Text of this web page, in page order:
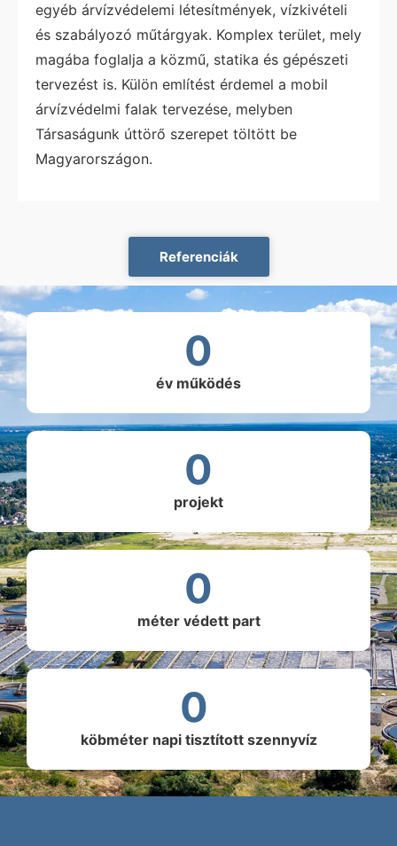
egyéb árvízvédelemi létesítmények, vízkivételi
és szabályozó műtárgyak. Komplex terület, mely
magába foglalja a közmű, statika és gépészeti
tervezést is. Külön említést érdemel a mobil
árvízvédelmi falak tervezése, melyben
Társaságunk úttörő szerepet töltött be
Magyarországon.
Referenciák
év működés
0
projekt
0
méter védett part
0
köbméter napi tisztított szennyvíz
0